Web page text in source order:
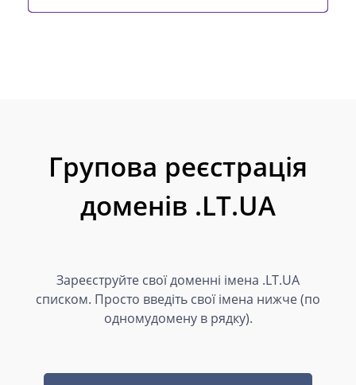
Групова реєстрація
доменів .LT.UA
Зареєструйте свої доменні імена .LT.UA
списком. Просто введіть свої імена нижче (по
одномудомену в рядку).